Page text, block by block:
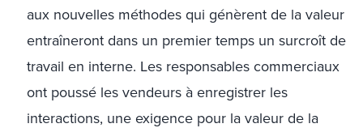
aux nouvelles méthodes qui génèrent de la valeur
entraîneront dans un premier temps un surcroît de
travail en interne. Les responsables commerciaux
ont poussé les vendeurs à enregistrer les
interactions, une exigence pour la valeur de la